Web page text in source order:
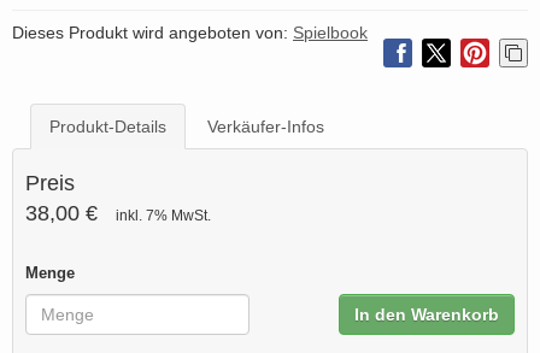
Dieses Produkt wird angeboten von: Spielbook
Produkt-Details Verkäufer-Infos
Preis
38,00 €
inkl. 7% MwSt.
Menge
In den Warenkorb